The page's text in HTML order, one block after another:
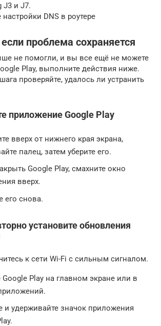
J3 и J7.
DNS в роутере
проблема сохраняется
не помогли, и вы все ещё не можете
Play, выполните действия ниже.
проверяйте, удалось ли устранить
приложение Google Play
вверх от нижнего края экрана,
палец, затем уберите его.
Google Play, смахните окно
вверх.
его снова.
установите обновления
к сети Wi-Fi с сильным сигналом.
Google Play на главном экране или в
и удерживайте значок приложения